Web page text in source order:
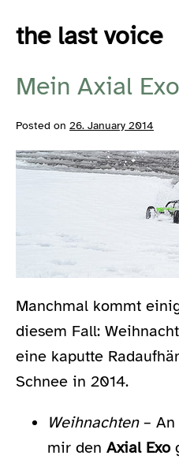
the last voice
Mein Axial
Posted on 26. January 2014
Manchmal kommt
diesem Fall:
eine kaputte
Schnee in 2014.
Weihnachten– An
mir den Axial Exo